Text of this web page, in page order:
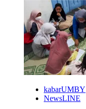
about
Pura
Gelar
kabarUMBY
NewsLINE